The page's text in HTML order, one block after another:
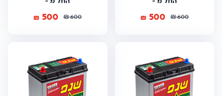
600
₪
500
₪
600
₪
500
₪